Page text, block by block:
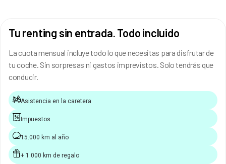
Tu renting sin entrada. Todo incluido
La cuota mensual incluye todo lo que necesitas para disfrutar de
tu coche. Sin sorpresas ni gastos imprevistos. Solo tendrás que
conducir.
Asistencia en la caretera
Impuestos
15.000 km al año
+ 1.000 km de regalo